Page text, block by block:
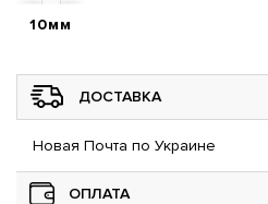
10мм
ДОСТАВКА
Новая Почта по Украине
ОПЛАТА